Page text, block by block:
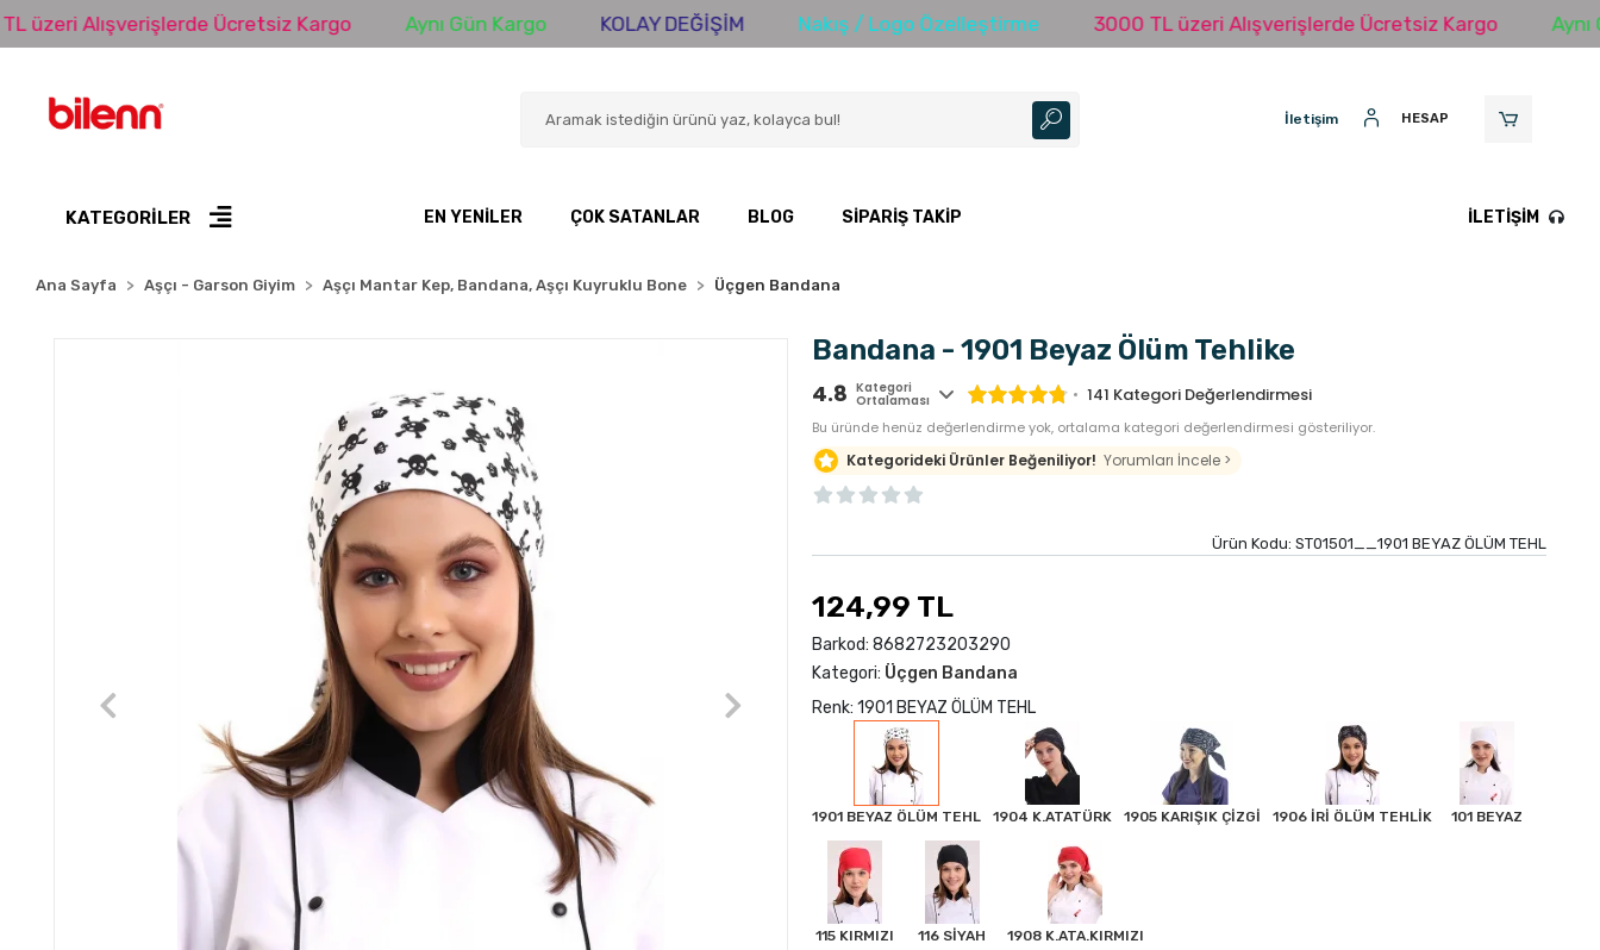
Alışverişlerde Ücretsiz Kargo Aynı Gün Kargo KOLAY DEĞİŞİM Nakış / Logo Özelleştirme 3000 TL üzeri Alışverişlerde Ücretsiz Kargo Aynı Gün
İletişim HESAP
KATEGORİLER EN YENILER ÇOK SATANLAR BLOG SIPARIŞ TAKIP İLETIŞIM
Ana Sayfa Aşçı - Garson Giyim Aşçı Mantar Kep, Bandana, Aşçı Kuyruklu Bone Üçgen Bandana
Bandana - 1901 Beyaz Ölüm Tehlike
4.8 Kategori
Ortalaması 141 Kategori Değerlendirmesi
Bu üründe henüz değerlendirme yok, ortalama kategori değerlendirmesi gösteriliyor.
Kategorideki Ürünler Beğeniliyor! Yorumları İncele >
Ürün Kodu: ST01501__1901 BEYAZ ÖLÜM TEHL
124,99 TL
Barkod: 8682723203290
Kategori: Üçgen Bandana
Renk: 1901 BEYAZ ÖLÜM TEHL
1901 BEYAZ ÖLÜM TEHL 1904 K.ATATÜRK 1905 KARIŞIK ÇİZGİ 1906 İRİ ÖLÜM TEHLİK 101 BEYAZ
115 KIRMIZI 116 SİYAH 1908 K.ATA.KIRMIZI